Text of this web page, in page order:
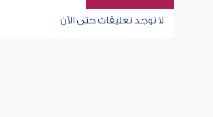
لا توجد تعليقات حتى الآن